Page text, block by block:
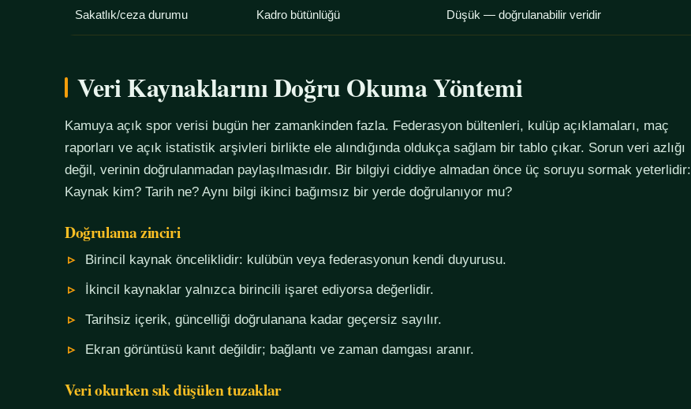
Sakatlık/ceza durumu Kadro bütünlüğü Düşük — doğrulanabilir veridir
Veri Kaynaklarını Doğru Okuma Yöntemi
Kamuya açık spor verisi bugün her zamankinden fazla. Federasyon bültenleri, kulüp açıklamaları, maç
raporları ve açık istatistik arşivleri birlikte ele alındığında oldukça sağlam bir tablo çıkar. Sorun veri azlığı
değil, verinin doğrulanmadan paylaşılmasıdır. Bir bilgiyi ciddiye almadan önce üç soruyu sormak yeterlidir:
Kaynak kim? Tarih ne? Aynı bilgi ikinci bağımsız bir yerde doğrulanıyor mu?
Doğrulama zinciri
Birincil kaynak önceliklidir: kulübün veya federasyonun kendi duyurusu.
İkincil kaynaklar yalnızca birincili işaret ediyorsa değerlidir.
Tarihsiz içerik, güncelliği doğrulanana kadar geçersiz sayılır.
Ekran görüntüsü kanıt değildir; bağlantı ve zaman damgası aranır.
Veri okurken sık düşülen tuzaklar